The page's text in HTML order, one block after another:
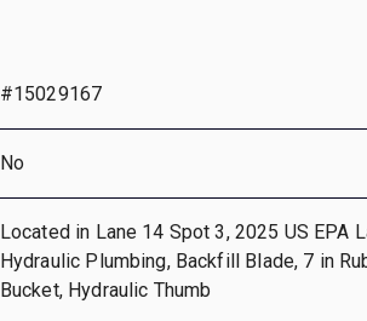
#15029167
No
Located in Lane 14 Spot 3, 2025 US EPA
Hydraulic Plumbing, Backfill Blade, 7 in
Bucket, Hydraulic Thumb